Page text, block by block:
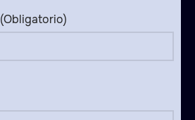
(Obligatorio)